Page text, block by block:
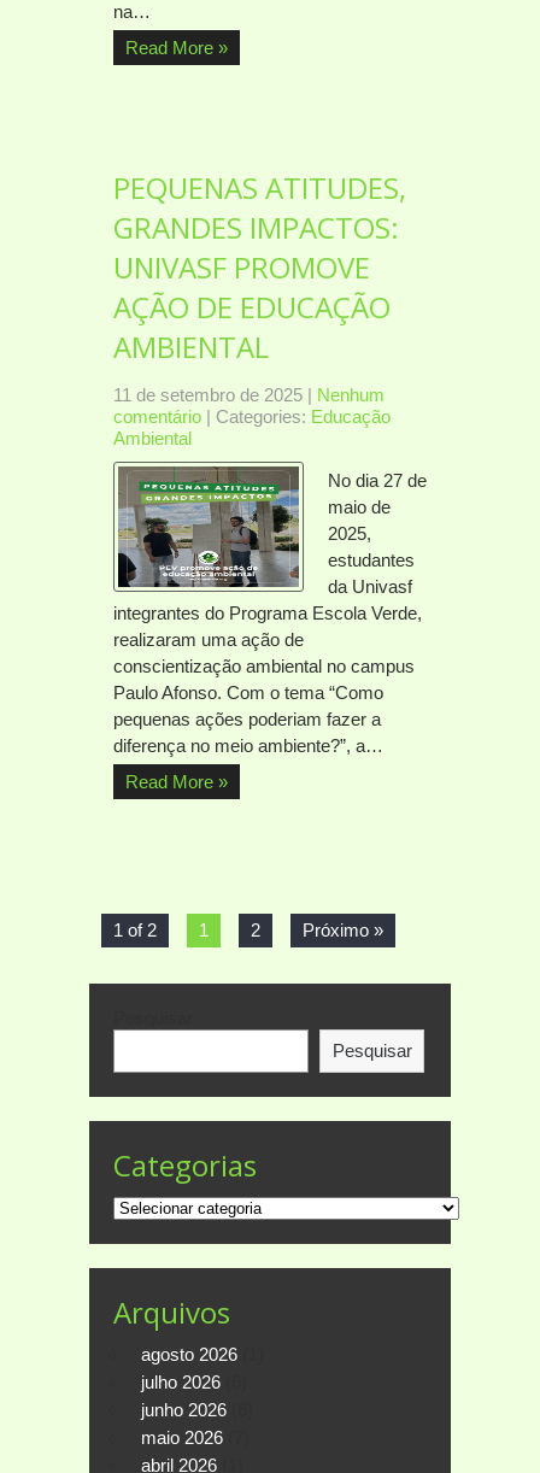
na…
Read More »
PEQUENAS ATITUDES,
GRANDES IMPACTOS:
UNIVASF PROMOVE
AÇÃO DE EDUCAÇÃO
AMBIENTAL
11 de setembro de 2025 | Nenhum
comentário | Categories: Educação
Ambiental
No dia 27 de
maio de
2025,
estudantes
da Univasf
integrantes do Programa Escola Verde,
realizaram uma ação de
conscientização ambiental no campus
Paulo Afonso. Com o tema “Como
pequenas ações poderiam fazer a
diferença no meio ambiente?”, a…
Read More »
1 of 2 1 2 Próximo »
Pesquisar
Categorias
Categorias
Arquivos
agosto 2026
julho 2026
junho 2026
maio 2026
abril 2026